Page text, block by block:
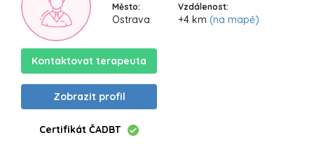
Město:
Ostrava
Vzdálenost:
+4 km (na mapě)
Kontaktovat terapeuta
Zobrazit profil
Certifikát ČADBT